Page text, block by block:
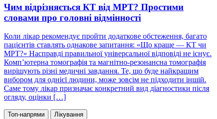
Чим відрізняється КТ від МРТ? Простими
словами про головні відмінності
Коли лікар рекомендує пройти додаткове обстеження, багато
пацієнтів ставлять однакове запитання: «Що краще — КТ чи
МРТ?» Насправді правильної універсальної відповіді не існує.
Комп’ютерна томографія та магнітно-резонансна томографія
вирішують різні медичні завдання. Те, що буде найкращим
вибором для однієї людини, може зовсім не підходити іншій.
Саме тому лікар призначає конкретний вид діагностики після
огляду, оцінки […]
Топ-напрями Лікування